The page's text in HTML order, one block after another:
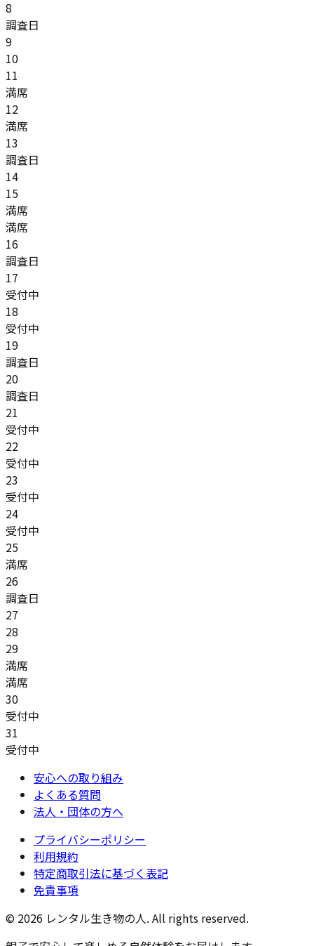
8
調査日
9
10
11
満席
12
満席
13
調査日
14
15
満席
満席
16
調査日
17
受付中
18
受付中
19
調査日
20
調査日
21
受付中
22
受付中
23
受付中
24
受付中
25
満席
26
調査日
27
28
29
満席
満席
30
受付中
31
受付中
安心への取り組み
よくある質問
法人・団体の方へ
プライバシーポリシー
利用規約
特定商取引法に基づく表記
免責事項
© 2026 レンタル生き物の人. All rights reserved.